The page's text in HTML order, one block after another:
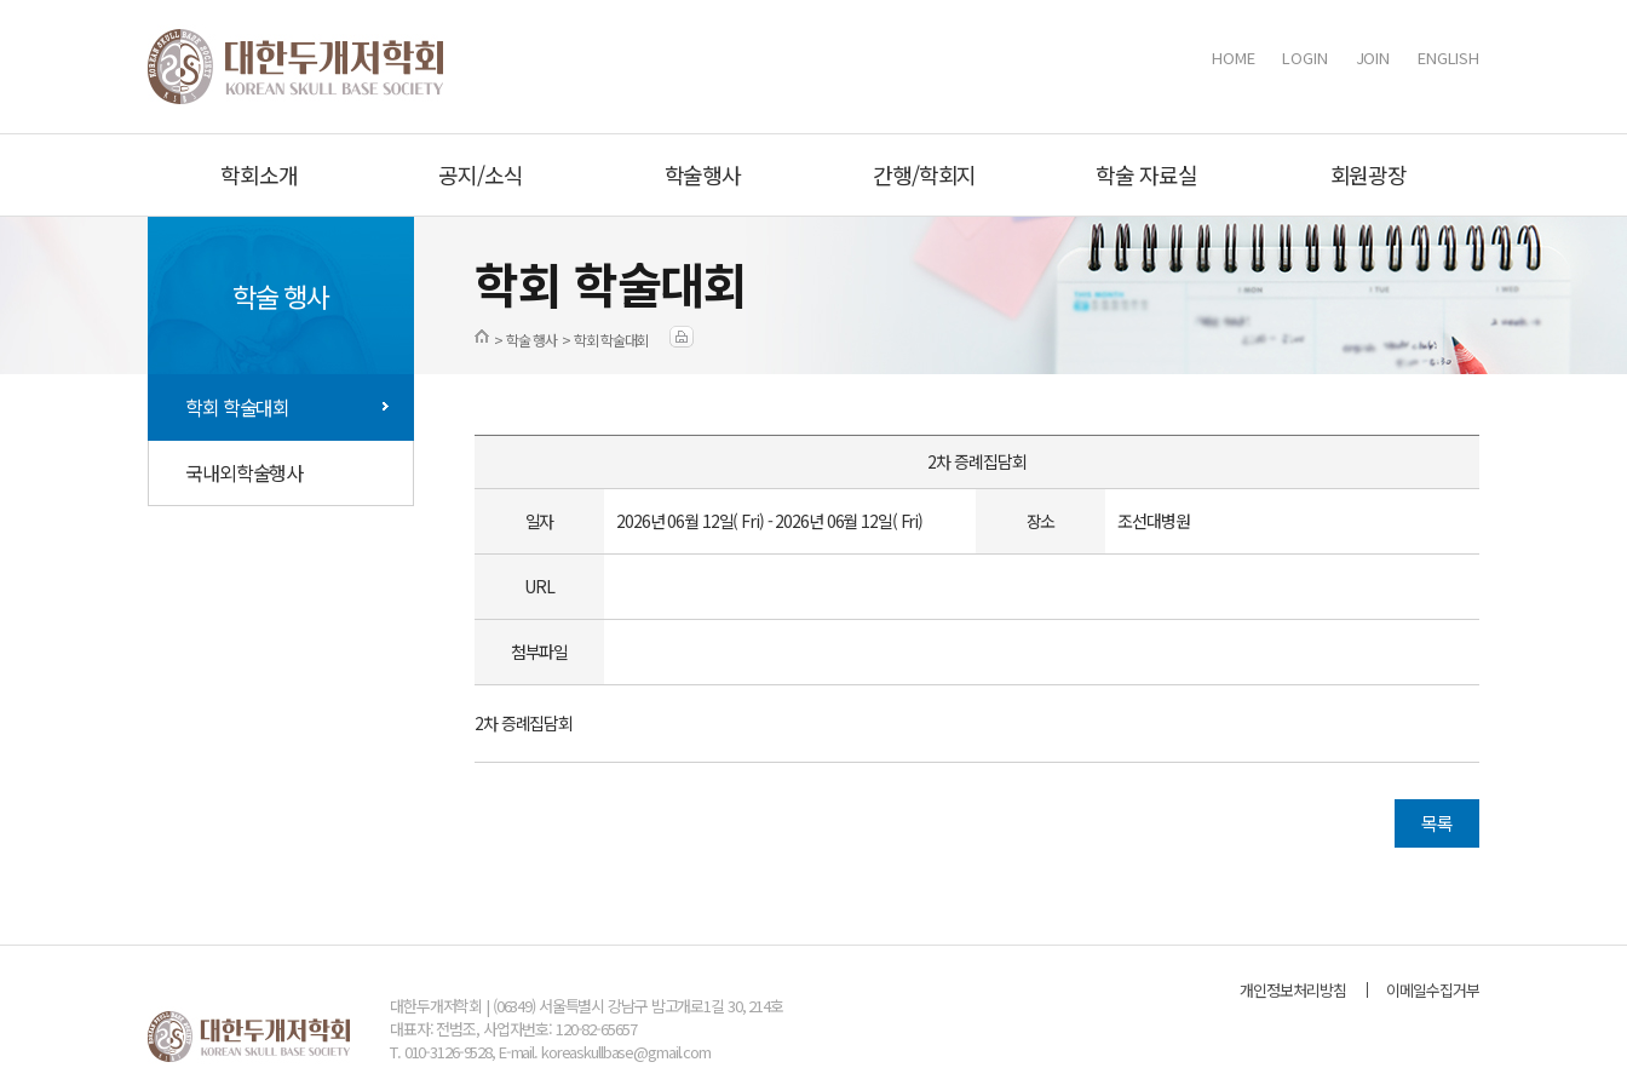
HOME LOGIN JOIN ENGLISH
학회소개 공지/소식 학술행사 간행/학회지 학술 자료실 회원광장
학술 행사 학회 학술대회
> 학술 행사 > 학회 학술대회
학회 학술대회
국내외학술행사 2차 증례집담회
일자 2026년 06월 12일( Fri) - 2026년 06월 12일( Fri) 장소 조선대병원
URL
첨부파일
2차 증례집담회
목록
대한두개저학회 | (06349) 서울특별시 강남구 밤고개로1길 30, 214호
대표자: 전범조, 사업자번호: 120-82-65657
T. 010-3126-9528, E-mail. koreaskullbase@gmail.com
개인정보처리방침 이메일수집거부